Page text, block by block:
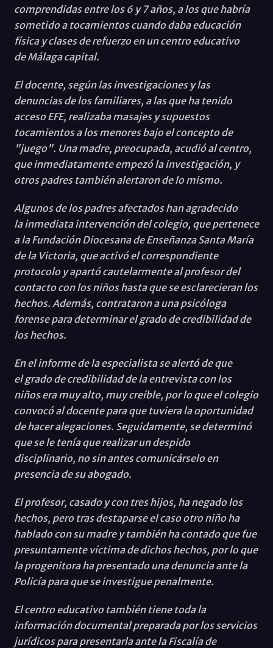
comprendidas entre los 6 y 7 años, a los que habría
sometido a tocamientos cuando daba educación
física y clases de refuerzo en un centro educativo
de Málaga capital.
El docente, según las investigaciones y las
denuncias de los familiares, a las que ha tenido
acceso EFE, realizaba masajes y supuestos
tocamientos a los menores bajo el concepto de
"juego". Una madre, preocupada, acudió al centro,
que inmediatamente empezó la investigación, y
otros padres también alertaron de lo mismo.
Algunos de los padres afectados han agradecido
la inmediata intervención del colegio, que pertenece
a la Fundación Diocesana de Enseñanza Santa María
de la Victoria, que activó el correspondiente
protocolo y apartó cautelarmente al profesor del
contacto con los niños hasta que se esclarecieran los
hechos. Además, contrataron a una psicóloga
forense para determinar el grado de credibilidad de
los hechos.
En el informe de la especialista se alertó de que
el grado de credibilidad de la entrevista con los
niños era muy alto, muy creíble, por lo que el colegio
convocó al docente para que tuviera la oportunidad
de hacer alegaciones. Seguidamente, se determinó
que se le tenía que realizar un despido
disciplinario, no sin antes comunicárselo en
presencia de su abogado.
El profesor, casado y con tres hijos, ha negado los
hechos, pero tras destaparse el caso otro niño ha
hablado con su madre y también ha contado que fue
presuntamente víctima de dichos hechos, por lo que
la progenitora ha presentado una denuncia ante la
Policía para que se investigue penalmente.
El centro educativo también tiene toda la
información documental preparada por los servicios
jurídicos para presentarla ante la Fiscalía de